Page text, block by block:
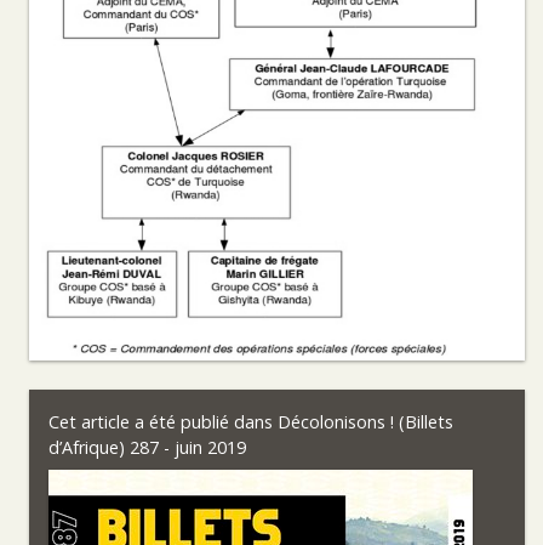
Cet article a été publié dans Décolonisons ! (Billets
d’Afrique) 287 - juin 2019